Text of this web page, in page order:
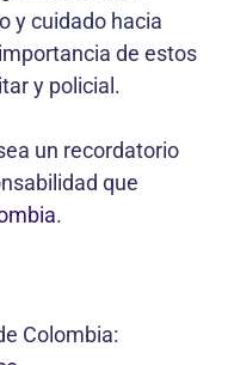
y cuidado hacia
de estos
y policial.
un recordatorio
que
.
Colombia: